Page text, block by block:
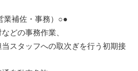
業補佐・事務）○●
どの事務作業、
スタッフへの取次ぎを行う初期接